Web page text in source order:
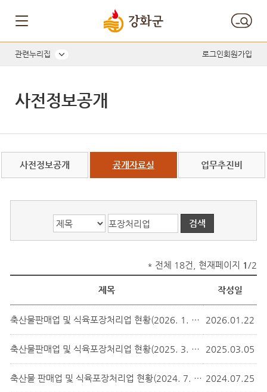
관련누리집 로그인회원가입
사전정보공개
사전정보공개 공개자료실 업무추진비
* 전체 18건, 현재페이지 1 /2
제목 작성일
축산물판매업 및 식육포장처리업 현황(2026. 1. 22. 기준) 2026.01.22
축산물판매업 및 식육포장처리업 현황(2025. 3. 5.기준) 2025.03.05
축산물 판매업 및 식육포장처리업 현황(2024. 7. 25.기준) 2024.07.25